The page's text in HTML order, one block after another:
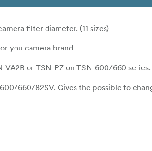
filter diameter. (11 sizes)
you camera brand.
or TSN-PZ on TSN-600/660 series.
660/82SV. Gives the possible to